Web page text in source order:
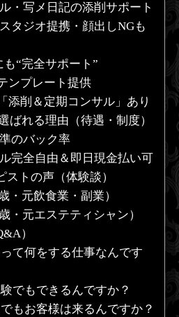
・写メ日記の添削サポート
タジオ提携・顔出しNGも
も“完全サポート”
ンプレート提供
添削＆定期コンサル」あり
ばれる理由（待遇・制度）
のバック率
完全自由＆即日現金払い可
ストの声（体験談）
・元飲食業・副業）
・元エステティシャン）
）
て何をする仕事なんです
でもできるんですか？
もお客様は来るんですか？